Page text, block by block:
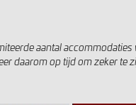
aantal
daarom op tijd om zeker te